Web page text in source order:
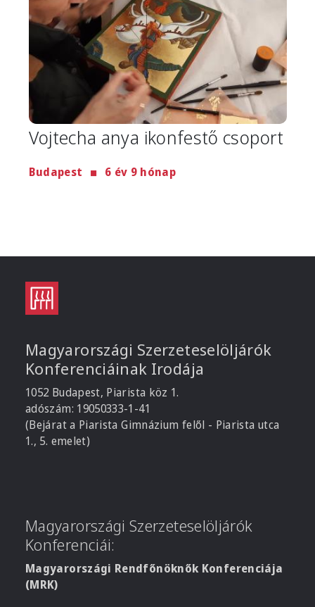
Vojtecha anya ikonfestő csoport
Budapest 6 év 9 hónap
Magyarországi Szerzeteselöljárók
Konferenciáinak Irodája
1052 Budapest, Piarista köz 1.
adószám: 19050333-1-41
(Bejárat a Piarista Gimnázium felől - Piarista utca
1., 5. emelet)
Magyarországi Szerzeteselöljárók
Konferenciái:
Magyarországi Rendfőnöknők Konferenciája
(MRK)